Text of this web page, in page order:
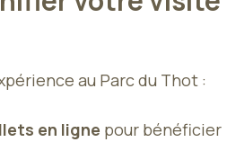
au Parc du Thot :
en ligne pour bénéficier